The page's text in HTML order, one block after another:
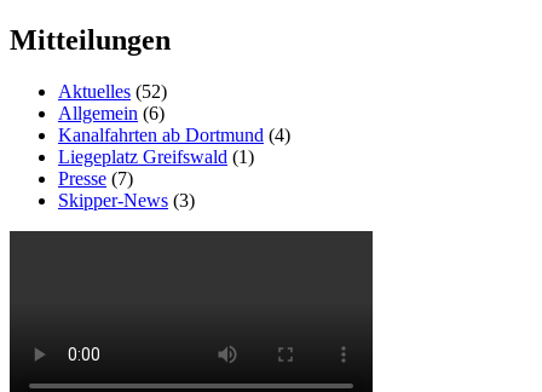
Mitteilungen
Aktuelles (52)
Allgemein (6)
Kanalfahrten ab Dortmund (4)
Liegeplatz Greifswald (1)
Presse (7)
Skipper-News (3)